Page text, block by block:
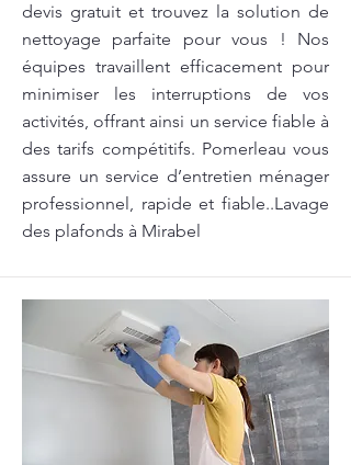
devis gratuit et trouvez la solution de
nettoyage parfaite pour vous ! Nos
équipes travaillent efficacement pour
minimiser les interruptions de vos
activités, offrant ainsi un service fiable à
des tarifs compétitifs. Pomerleau vous
assure un service d’entretien ménager
professionnel, rapide et fiable..Lavage
des plafonds à Mirabel